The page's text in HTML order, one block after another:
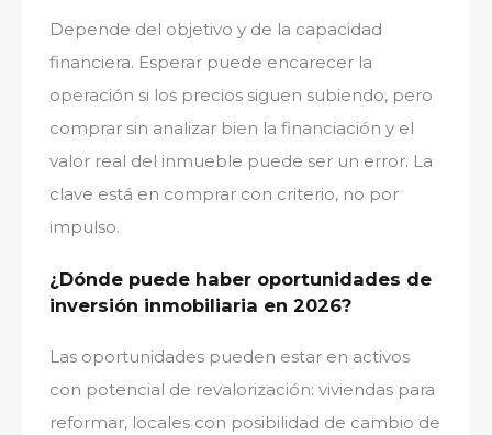
Depende del objetivo y de la capacidad
financiera. Esperar puede encarecer la
operación si los precios siguen subiendo, pero
comprar sin analizar bien la financiación y el
valor real del inmueble puede ser un error. La
clave está en comprar con criterio, no por
impulso.
¿Dónde puede haber oportunidades de
inversión inmobiliaria en 2026?
Las oportunidades pueden estar en activos
con potencial de revalorización: viviendas para
reformar, locales con posibilidad de cambio de